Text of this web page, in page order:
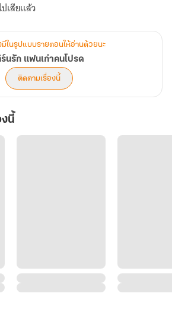
เสียเเล้ว
มีในรูปแบบรายตอนให้อ่านด้วยนะ
ร์นรัก แฟนเก่าคนโปรด
ติดตามเรื่องนี้
นี้